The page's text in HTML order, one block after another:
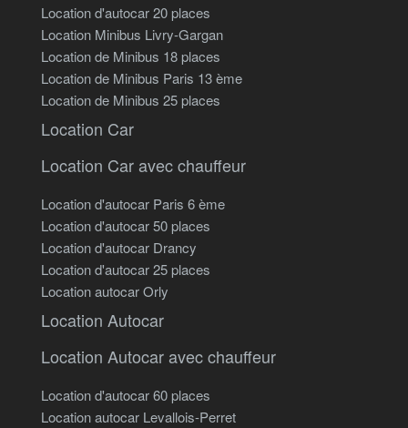
Location d'autocar 20 places
Location Minibus Livry-Gargan
Location de Minibus 18 places
Location de Minibus Paris 13 ème
Location de Minibus 25 places
Location Car
Location Car avec chauffeur
Location d'autocar Paris 6 ème
Location d'autocar 50 places
Location d'autocar Drancy
Location d'autocar 25 places
Location autocar Orly
Location Autocar
Location Autocar avec chauffeur
Location d'autocar 60 places
Location autocar Levallois-Perret